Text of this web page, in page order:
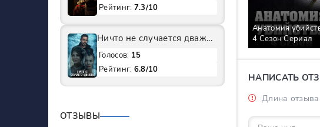
Анатомия
4 Сезон Сериал
НАПИСАТЬ
Длина
Рейтинг: 7.3/10
Ничто не случается дважды 1 Сезон Сериал
Голосов: 15
Рейтинг: 6.8/10
ОТЗЫВЫ